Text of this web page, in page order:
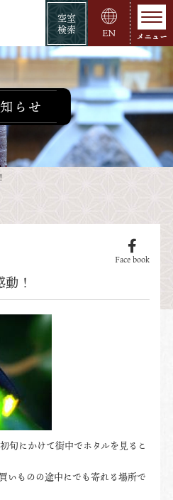
空室
検索
EN
らせ
Face book
！
旬にかけて街中でホタルを見るこ
いものの途中にでも寄れる場所で